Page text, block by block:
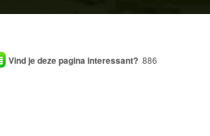
Vind je deze pagina interessant? 886